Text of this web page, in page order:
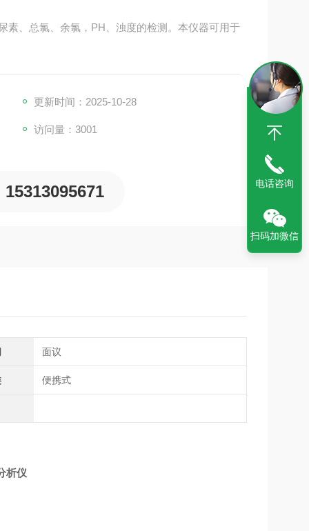
素、总氯、余氯，PH、浊度的检测。本仪器可用于
更新时间：2025-10-28
访问量：3001
15313095671
面议
便携式
析仪
电话咨询
扫码加微信